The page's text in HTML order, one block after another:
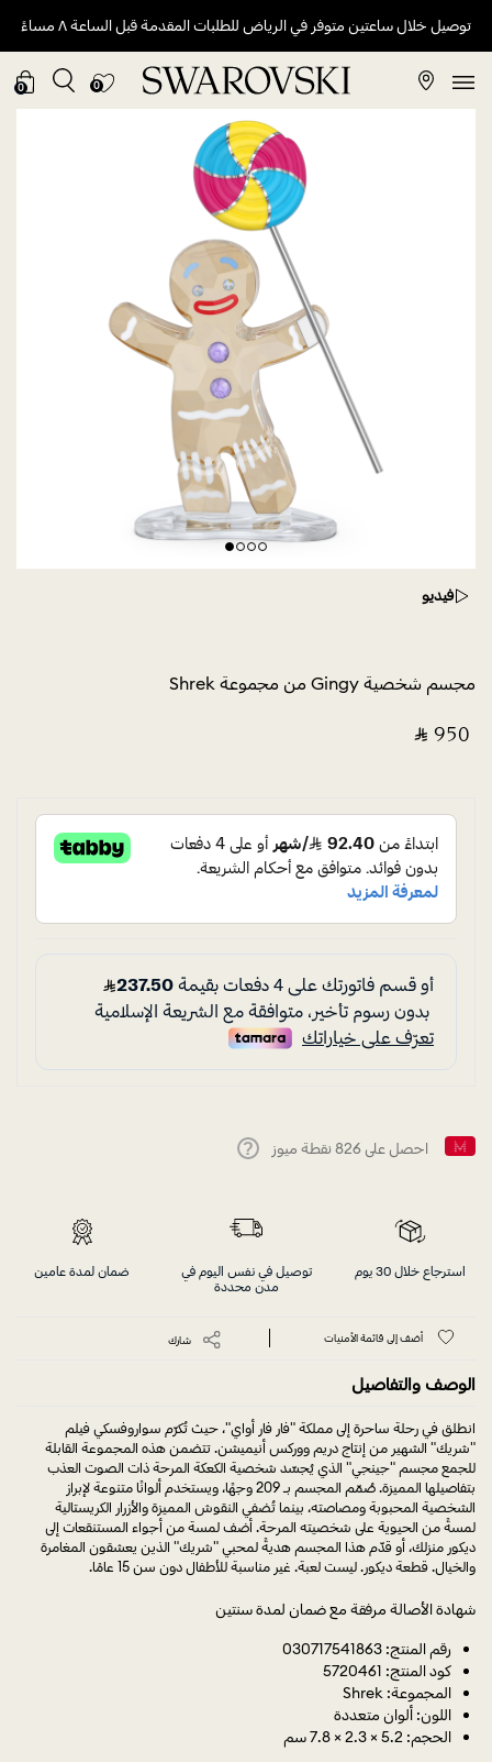
توصيل خلال ساعتين متوفر في الرياض للطلبات المقدمة قبل الساعة ٨ مساءً
0
0
فيديو
مجسم شخصية Gingy من مجموعة Shrek
‎ ⃁ ⁦950⁩ ‎
احصل على 826 نقطة ميوز
استرجاع خلال 30 يوم
توصيل في نفس اليوم في
مدن محددة
ضمان لمدة عامين
أضف إلى قائمة الأمنيات شارك
الوصف والتفاصيل
انطلق في رحلة ساحرة إلى مملكة "فار فار أواي"، حيث تُكرّم سواروفسكي فيلم
"شريك" الشهير من إنتاج دريم ووركس أنيميشن. تتضمن هذه المجموعة القابلة
للجمع مجسم "جينجي" الذي يُجسّد شخصية الكعكة المرحة ذات الصوت العذب
بتفاصيلها المميزة. صُمّم المجسم بـ 209 وجهًا، ويستخدم ألوانًا متنوعة لإبراز
الشخصية المحبوبة ومصاصته، بينما تُضفي النقوش المميزة والأزرار الكريستالية
لمسةً من الحيوية على شخصيته المرحة. أضف لمسة من أجواء المستنقعات إلى
ديكور منزلك، أو قدّم هذا المجسم هديةً لمحبي "شريك" الذين يعشقون المغامرة
والخيال. قطعة ديكور. ليست لعبة. غير مناسبة للأطفال دون سن 15 عامًا.
شهادة الأصالة مرفقة مع ضمان لمدة سنتين
رقم المنتج: 030717541863
كود المنتج: 5720461
المجموعة: Shrek
اللون: ألوان متعددة
الحجم: 5.2 × 2.3 × 7.8 سم